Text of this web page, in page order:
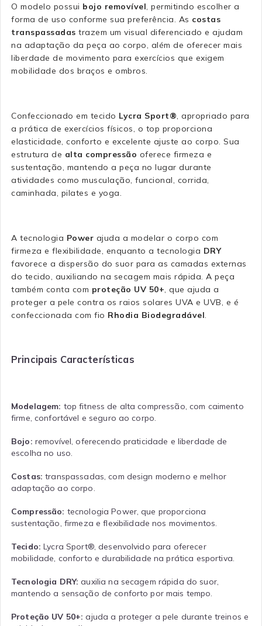
O modelo possui bojo removível , permitindo escolher a
forma de uso conforme sua preferência. As costas
transpassadas trazem um visual diferenciado e ajudam
na adaptação da peça ao corpo, além de oferecer mais
liberdade de movimento para exercícios que exigem
mobilidade dos braços e ombros.
Confeccionado em tecido Lycra Sport® , apropriado para
a prática de exercícios físicos, o top proporciona
elasticidade, conforto e excelente ajuste ao corpo. Sua
estrutura de alta compressão oferece firmeza e
sustentação, mantendo a peça no lugar durante
atividades como musculação, funcional, corrida,
caminhada, pilates e yoga.
A tecnologia Power ajuda a modelar o corpo com
firmeza e flexibilidade, enquanto a tecnologia DRY
favorece a dispersão do suor para as camadas externas
do tecido, auxiliando na secagem mais rápida. A peça
também conta com proteção UV 50+ , que ajuda a
proteger a pele contra os raios solares UVA e UVB, e é
confeccionada com fio Rhodia Biodegradável
Principais Características
Modelagem: top fitness de alta compressão, com caimento
firme, confortável e seguro ao corpo.
Bojo: removível, oferecendo praticidade e liberdade de
escolha no uso.
Costas: transpassadas, com design moderno e melhor
adaptação ao corpo.
Compressão: tecnologia Power, que proporciona
sustentação, firmeza e flexibilidade nos movimentos.
Tecido: Lycra Sport®, desenvolvido para oferecer
mobilidade, conforto e durabilidade na prática esportiva.
Tecnologia DRY: auxilia na secagem rápida do suor,
mantendo a sensação de conforto por mais tempo.
Proteção UV 50+: ajuda a proteger a pele durante treinos e